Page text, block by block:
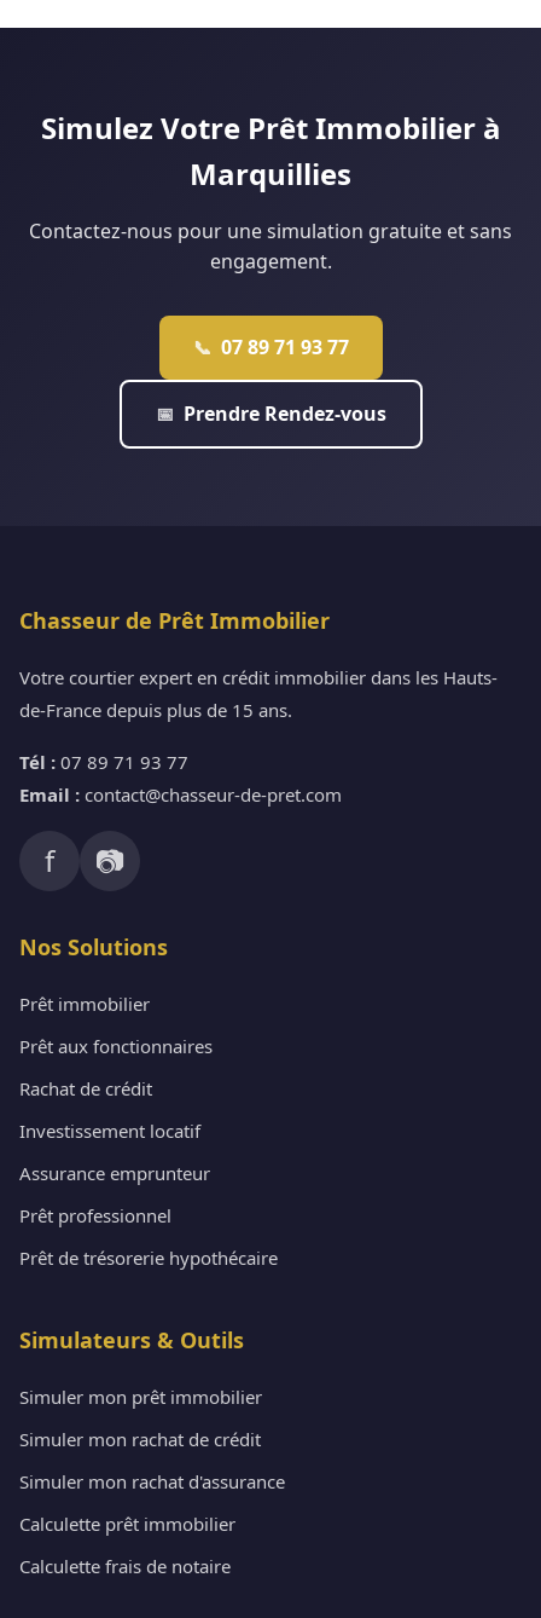
qui est réellement faisable.
Simulez Votre Prêt Immobilier à
Marquillies
Contactez-nous pour une simulation gratuite et sans
engagement.
📞 07 89 71 93 77
📅 Prendre Rendez-vous
Chasseur de Prêt Immobilier
Votre courtier expert en crédit immobilier dans les Hauts-
de-France depuis plus de 15 ans.
Tél : 07 89 71 93 77
Email : contact@chasseur-de-pret.com
f 📷
Nos Solutions
Prêt immobilier
Prêt aux fonctionnaires
Rachat de crédit
Investissement locatif
Assurance emprunteur
Prêt professionnel
Prêt de trésorerie hypothécaire
Simulateurs & Outils
Simuler mon prêt immobilier
Simuler mon rachat de crédit
Simuler mon rachat d'assurance
Calculette prêt immobilier
Calculette frais de notaire